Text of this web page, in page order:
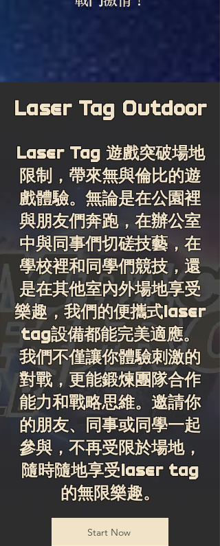
Laser Tag Outdoor
Laser Tag 遊戲突破場地
限制，帶來無與倫比的遊
戲體驗。無論是在公園裡
與朋友們奔跑，在辦公室
中與同事們切磋技藝，在
學校裡和同學們競技，還
是在其他室內外場地享受
樂趣，我們的便攜式laser
tag設備都能完美適應。
我們不僅讓你體驗刺激的
對戰，更能鍛煉團隊合作
能力和戰略思維。邀請你
的朋友、同事或同學一起
參與，不再受限於場地，
隨時隨地享受laser tag
的無限樂趣。
Start Now